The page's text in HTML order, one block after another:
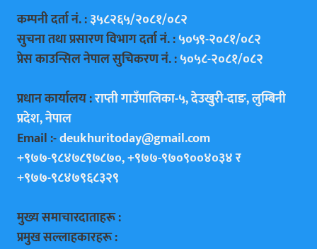
कम्पनी दर्ता नं. :३५८२६५/२०८१/०८२
सुचना तथा प्रसारण विभाग दर्ता नं. :५०५९-२०८१/०८२
प्रेस काउन्सिल नेपाल सुचिकरण नं. :५०५८-२०८१/०८२
प्रधान कार्यालय :राप्ती गाउँपालिका-५, देउखुरी-दाङ, लुम्बिनी
प्रदेश, नेपाल
Email :-deukhuritoday@gmail.com
+९७७-९८४७८९७८७०, +९७७-९७०९००४०३४ र
+९७७-९८४७९६८३२९
मुख्य समाचारदाताहरू :
प्रमुख सल्लाहकारहरू :